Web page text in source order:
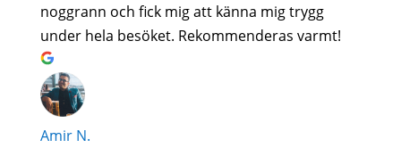
noggrann och fick mig att känna mig trygg
under hela besöket. Rekommenderas varmt!
Amir N.